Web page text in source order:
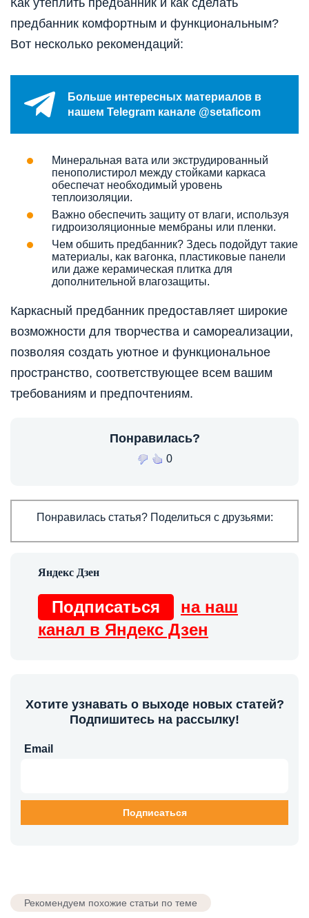
Как утеплить предбанник и как сделать
предбанник комфортным и функциональным?
Вот несколько рекомендаций:
Больше интересных материалов в
нашем Telegram канале @setaficom
Минеральная вата или экструдированный
пенополистирол между стойками каркаса
обеспечат необходимый уровень
теплоизоляции.
Важно обеспечить защиту от влаги, используя
гидроизоляционные мембраны или пленки.
Чем обшить предбанник? Здесь подойдут такие
материалы, как вагонка, пластиковые панели
или даже керамическая плитка для
дополнительной влагозащиты.
Каркасный предбанник предоставляет широкие
возможности для творчества и самореализации,
позволяя создать уютное и функциональное
пространство, соответствующее всем вашим
требованиям и предпочтениям.
Понравилась?
0
Понравилась статья? Поделиться с друзьями:
Подписаться
на наш
канал в Яндекс Дзен
Хотите узнавать о выходе новых статей?
Подпишитесь на рассылку!
Email
Рекомендуем похожие статьи по теме